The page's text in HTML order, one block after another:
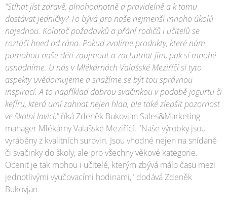
"Stíhat jíst zdravě, plnohodnotně a pravidelně a k tomu
dostávat jedničky? To bývá pro naše nejmenší mnoho úkolů
najednou. Kolotoč požadavků a přání rodičů i učitelů se
roztáčí hned od rána. Pokud zvolíme produkty, které nám
pomohou naše děti zaujmout a zachutnat jim, pak si mnohé
usnadníme. U nás v Mlékárnách Valašské Meziříčí si tyto
aspekty uvědomujeme a snažíme se být tou správnou
inspirací. A to například dobrou svačinkou v podobě jogurtu či
kefíru, která umí zahnat nejen hlad, ale také zlepšit pozornost
ve školní lavici,"říká Zdeněk Bukovjan Sales&Marketing
manager Mlékárny Valašské Meziříčí. "Naše výrobky jsou
vyráběny z kvalitních surovin. Jsou vhodné nejen na snídaně
či svačinky do školy, ale pro všechny věkové kategorie.
Ocenit je tak mohou i učitelé, kterým zbývá málo času mezi
jednotlivými vyučovacími hodinami," dodává Zdeněk
Bukovjan.